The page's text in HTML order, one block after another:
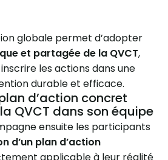
globale permet d’adopter
et partagée de la QVCT,
les actions dans une
durable et efficace.
d’action concret
QVCT dans son équipe
ensuite les participants
d’un plan d’action